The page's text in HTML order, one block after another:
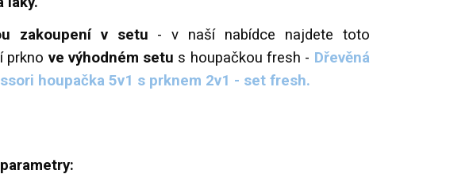
zakoupení v setu - v naší nabídce najdete toto
prkno ve výhodném setu s houpačkou fresh - Dřevěná
houpačka 5v1 s prknem 2v1 - set fresh.